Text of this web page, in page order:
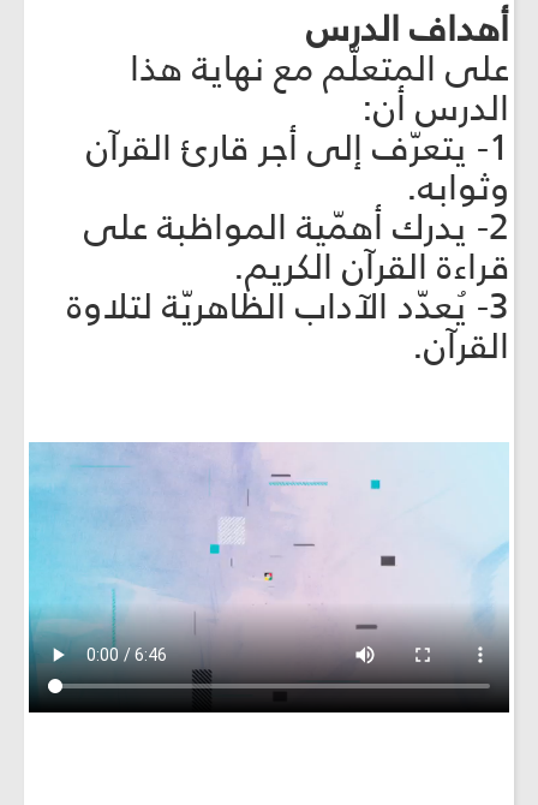
أهداف الدرس
على المتعلّم مع نهاية هذا
الدرس أن:
1- يتعرّف إلى أجر قارئ القرآن
وثوابه.
2- يدرك أهمّية المواظبة على
قراءة القرآن الكريم.
3- يُعدّد الآداب الظاهريّة لتلاوة
القرآن.